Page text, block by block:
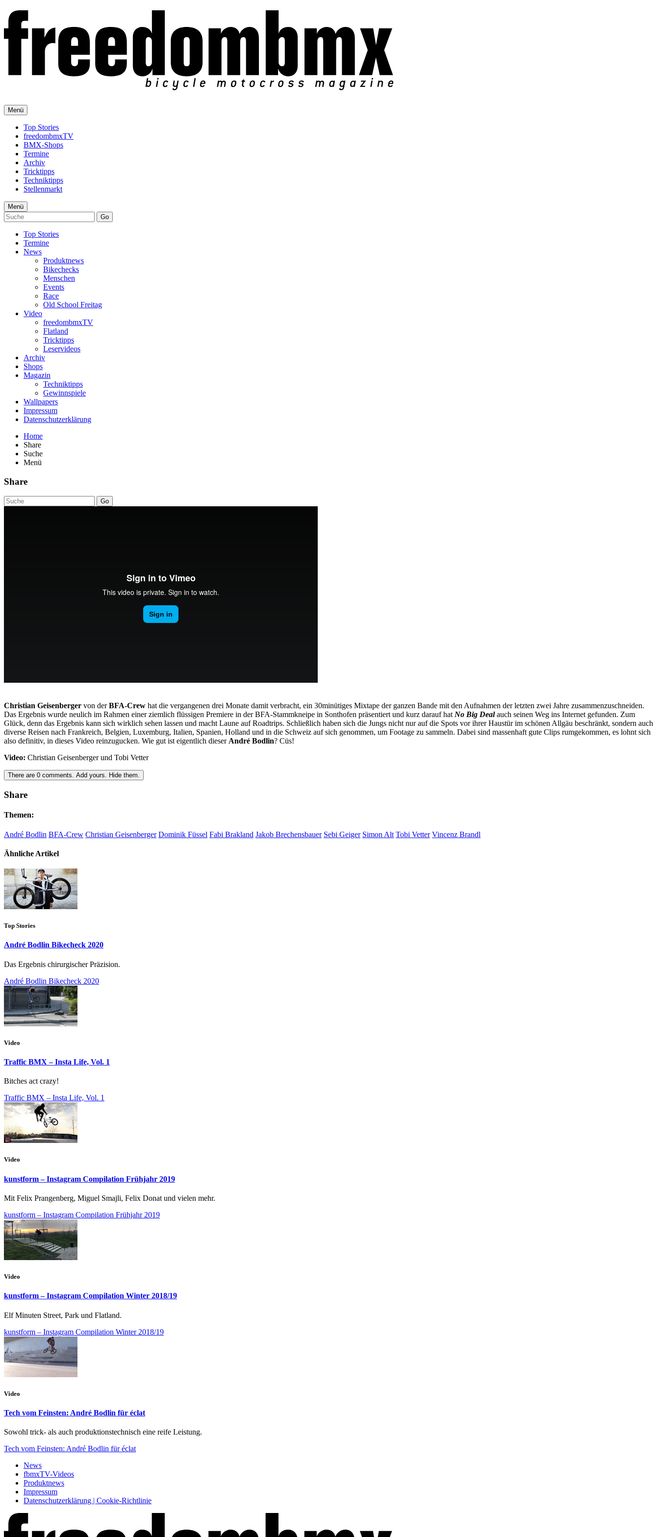
Menü
Top Stories
freedombmxTV
BMX-Shops
Termine
Archiv
Tricktipps
Techniktipps
Stellenmarkt
Menü
Go
Top Stories
Termine
News
Produktnews
Bikechecks
Menschen
Events
Race
Old School Freitag
Video
freedombmxTV
Flatland
Tricktipps
Leservideos
Archiv
Shops
Magazin
Techniktipps
Gewinnspiele
Wallpapers
Impressum
Datenschutzerklärung
Home
Share
Suche
Menü
Share
Go
Christian Geisenberger von derBFA-Crew hat die vergangenen drei Monate damit verbracht, ein 30minütiges Mixtape der ganzen Bande mit den Aufnahmen der letzten zwei Jahre zusammenzuschneiden.
Das Ergebnis wurde neulich im Rahmen einer ziemlich flüssigen Premiere in der BFA-Stammkneipe in Sonthofen präsentiert und kurz darauf hat No Big Dealauch seinen Weg ins Internet gefunden. Zum
Glück, denn das Ergebnis kann sich wirklich sehen lassen und macht Laune auf Roadtrips. Schließlich haben sich die Jungs nicht nur auf die Spots vor ihrer Haustür im schönen Allgäu beschränkt, sondern auch
diverse Reisen nach Frankreich, Belgien, Luxemburg, Italien, Spanien, Holland und in die Schweiz auf sich genommen, um Footage zu sammeln. Dabei sind massenhaft gute Clips rumgekommen, es lohnt sich
also definitiv, in dieses Video reinzugucken. Wie gut ist eigentlich dieser André Bodlin? Cüs!
Video: Christian Geisenberger und Tobi Vetter
There are 0 comments. Add yours. Hide them.
Share
Themen:
André Bodlin BFA-Crew Christian Geisenberger Dominik Füssel Fabi Brakland Jakob Brechensbauer Sebi Geiger Simon Alt Tobi Vetter Vincenz Brandl
Ähnliche Artikel
Top Stories
André Bodlin Bikecheck 2020
Das Ergebnis chirurgischer Präzision.
André Bodlin Bikecheck 2020
Video
Traffic BMX – Insta Life, Vol. 1
Bitches act crazy!
Traffic BMX – Insta Life, Vol. 1
Video
kunstform – Instagram Compilation Frühjahr 2019
Mit Felix Prangenberg, Miguel Smajli, Felix Donat und vielen mehr.
kunstform – Instagram Compilation Frühjahr 2019
Video
kunstform – Instagram Compilation Winter 2018/19
Elf Minuten Street, Park und Flatland.
kunstform – Instagram Compilation Winter 2018/19
Video
Tech vom Feinsten: André Bodlin für éclat
Sowohl trick- als auch produktionstechnisch eine reife Leistung.
Tech vom Feinsten: André Bodlin für éclat
News
fbmxTV-Videos
Produktnews
Impressum
Datenschutzerklärung | Cookie-Richtlinie